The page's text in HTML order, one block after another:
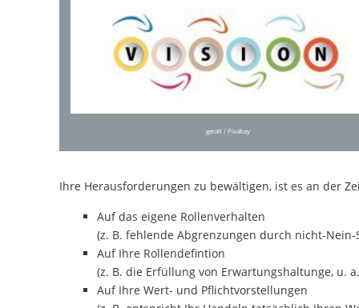
geralt / Pixabay
Ihre Herausforderungen zu bewältigen, ist es an der
Auf das eigene Rollenverhalten
(z. B. fehlende Abgrenzungen durch nicht-Nein-
Auf Ihre Rollendefintion
(z. B. die Erfüllung von Erwartungshaltunge, u.
Auf Ihre Wert- und Pflichtvorstellungen